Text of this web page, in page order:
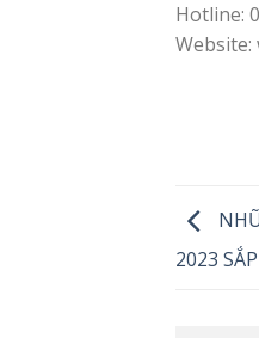
Hotline:
Website:
2023